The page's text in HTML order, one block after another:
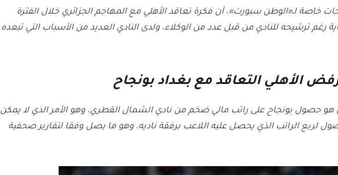
خاصة لـ«الوطن سبورت»، أن فكرة تعاقد الأهلي مع المهاجم الجزائري خلال الفترة
رغم ترشيحه للنادي من قبل عدد من الوكلاء، ولدى النادي العديد من الأسباب التي تبعده
حصول بونجاح على راتب مالي ضخم من نادي الشمال القطري، وهو الأمر الذي لا يمكن
لربع الراتب الذي يحصل عليه اللاعب برفقة ناديه، وهو ما يصل وفقا لتقارير صحفية